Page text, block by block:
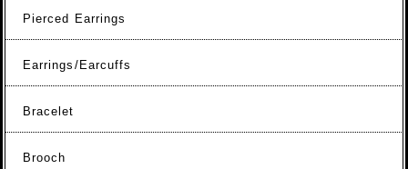
Pierced Earrings
Earrings/Earcuffs
Bracelet
Brooch